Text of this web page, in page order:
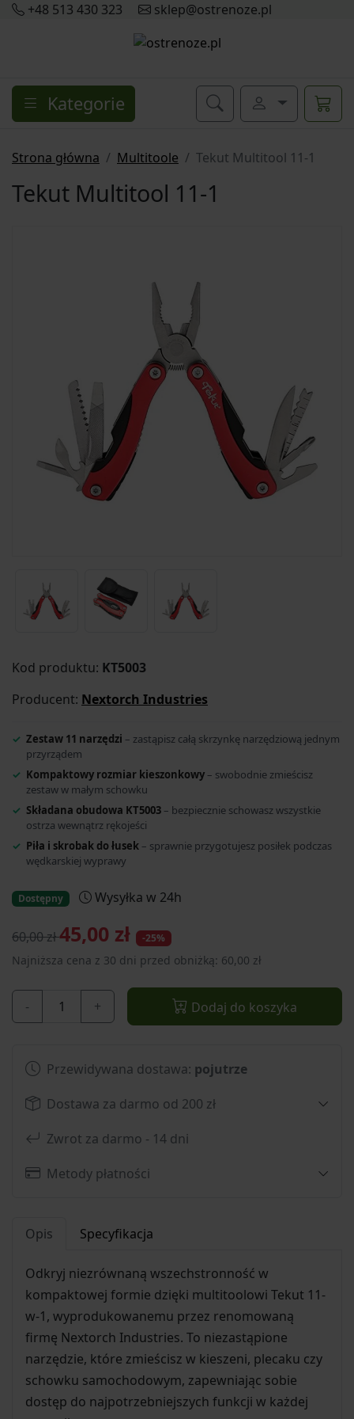
+48 513 430 323 sklep@ostrenoze.pl
Kategorie
Strona główna Multitoole Tekut Multitool 11-1
Tekut Multitool 11-1
Kod produktu: KT5003
Producent: Nextorch Industries
Zestaw 11 narzędzi – zastąpisz całą skrzynkę narzędziową jednym
przyrządem
Kompaktowy rozmiar kieszonkowy – swobodnie zmieścisz
zestaw w małym schowku
Składana obudowa KT5003 – bezpiecznie schowasz wszystkie
ostrza wewnątrz rękojeści
Piła i skrobak do łusek – sprawnie przygotujesz posiłek podczas
wędkarskiej wyprawy
Dostępny Wysyłka w 24h
60,00 zł45,00 zł -25%
Najniższa cena z 30 dni przed obniżką: 60,00 zł
- + Dodaj do koszyka
Przewidywana dostawa: pojutrze
Dostawa za darmo od 200 zł
Zwrot za darmo - 14 dni
Metody płatności
Opis Specyfikacja
Odkryj niezrównaną wszechstronność w
kompaktowej formie dzięki multitoolowi Tekut 11-
w-1, wyprodukowanemu przez renomowaną
firmę Nextorch Industries. To niezastąpione
narzędzie, które zmieścisz w kieszeni, plecaku czy
schowku samochodowym, zapewniając sobie
dostęp do najpotrzebniejszych funkcji w każdej